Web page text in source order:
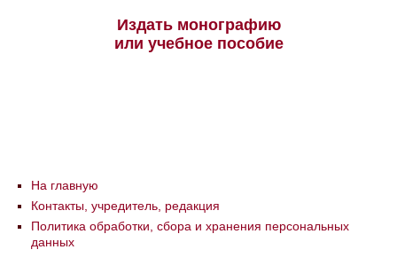
Издать монографию
или учебное пособие
На главную
Контакты, учредитель, редакция
Политика обработки, сбора и хранения персональных
данных